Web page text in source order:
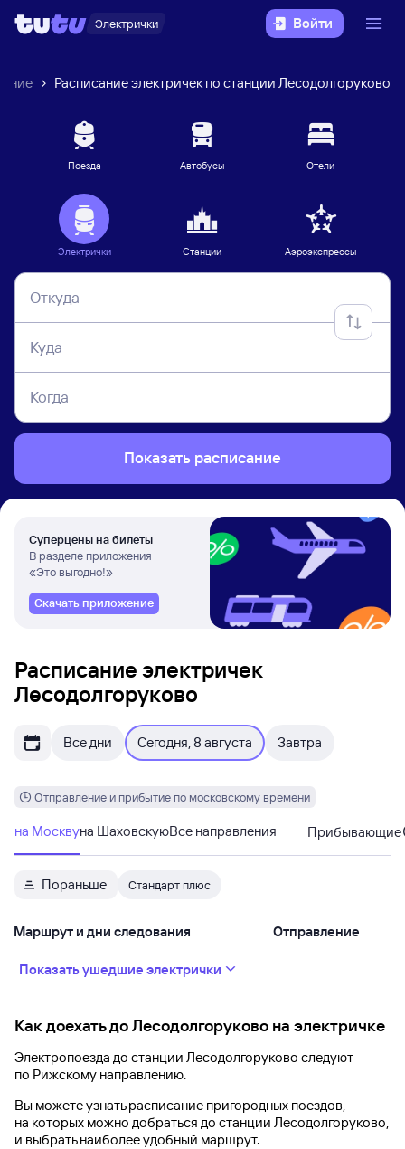
Электрички Войти
Расписание электричек по станции Лесодолгоруково
Поезда Автобусы Отели
Электрички Станции Аэроэкспрессы
Откуда
Куда
Когда
Показать расписание
Суперцены на билеты
В разделе приложения
«Это выгодно!»
Скачать приложение
Расписание электричек
Лесодолгоруково
Все дни Сегодня, 8 августа Завтра
Отправление и прибытие по московскому времени
на Москвуна ШаховскуюВсе направления Прибывающие
Пораньше Стандарт плюс
Маршрут и дни следования Отправление
Показать ушедшие электрички
Как доехать доЛесодолгоруково на электричке
Электропоезда до станции Лесодолгоруково следуют
по Рижскому направлению.
Вы можете узнать расписание пригородных поездов,
на которых можно добраться до станции Лесодолгоруково,
и выбрать наиболее удобный маршрут.